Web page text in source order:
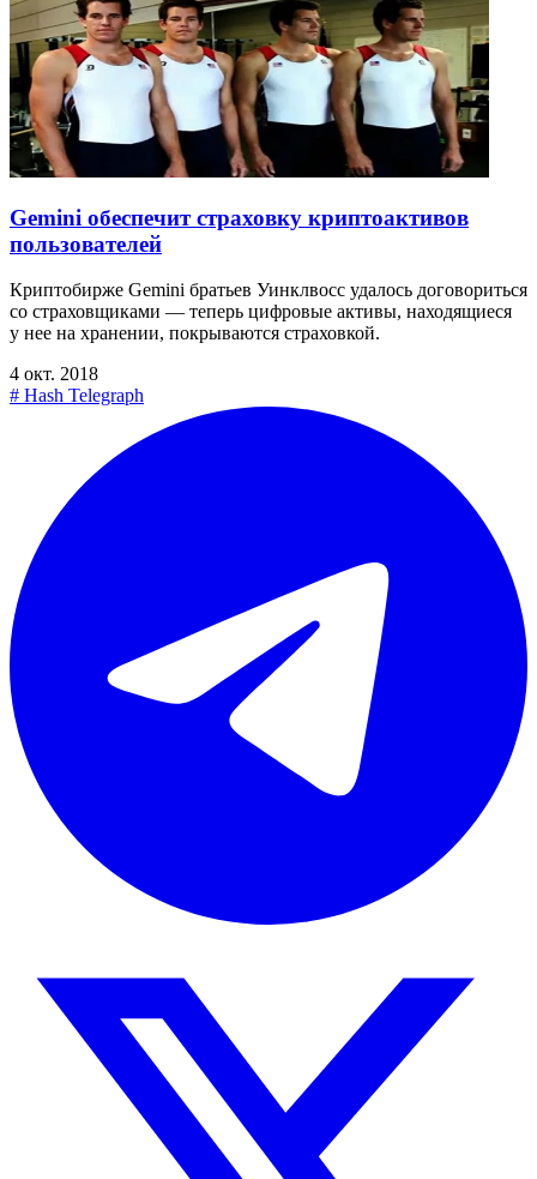
Gemini обеспечит страховку криптоактивов
пользователей
Криптобирже Gemini братьев Уинклвосс удалось договориться
со страховщиками — теперь цифровые активы, находящиеся
у нее на хранении, покрываются страховкой.
4 окт. 2018
# Hash Telegraph